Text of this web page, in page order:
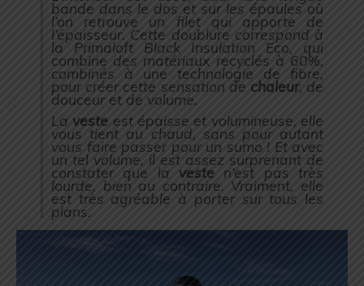
bande dans le dos et sur les épaules où
l’on retrouve un filet qui apporte de
l’épaisseur. Cette doublure correspond à
la Primaloft Black Insulation Eco, qui
combine des matériaux recyclés à 60%,
combinés à une technologie de fibre,
pour créer cette sensation de chaleur, de
douceur et de volume.
La veste est épaisse et volumineuse, elle
vous tient au chaud, sans pour autant
vous faire passer pour un sumo ! Et avec
un tel volume, il est assez surprenant de
constater que la veste n’est pas très
lourde, bien au contraire. Vraiment, elle
est très agréable à porter sur tous les
plans.